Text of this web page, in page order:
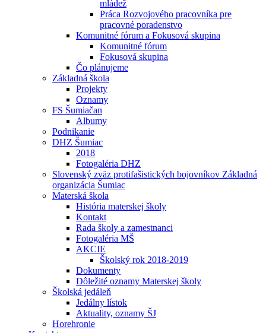
mládež
Práca Rozvojového pracovníka pre
pracovné poradenstvo
Komunitné fórum a Fokusová skupina
Komunitné fórum
Fokusová skupina
Čo plánujeme
Základná škola
Projekty
Oznamy
FS Šumiačan
Albumy
Podnikanie
DHZ Šumiac
2018
Fotogaléria DHZ
Slovenský zväz protifašistických bojovníkov Základná
organizácia Šumiac
Materská škola
História materskej školy
Kontakt
Rada školy a zamestnanci
Fotogaléria MŠ
AKCIE
Školský rok 2018-2019
Dokumenty
Dôležité oznamy Materskej školy
Školská jedáleň
Jedálny lístok
Aktuality, oznamy ŠJ
Horehronie